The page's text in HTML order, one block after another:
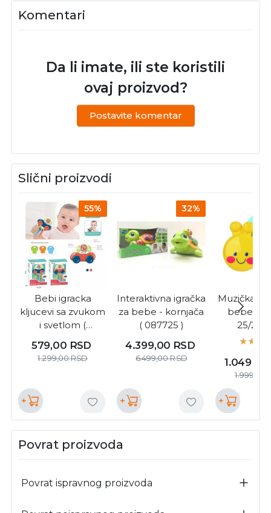
Komentari
Da li imate, ili ste koristili
ovaj proizvod?
Postavite komentar
Slični proizvodi
55%
Bebi igracka
kljucevi sa zvukom
i svetlom (
579,00 RSD
1.299,00RSD
+
32%
Interaktivna igračka
za bebe - kornjača
( 087725 )
4.399,00 RSD
6.499,00RSD
+
Muzička
bebe -
25/
1.049,00
1.999,00
+
Povrat proizvoda
Povrat ispravnog proizvoda